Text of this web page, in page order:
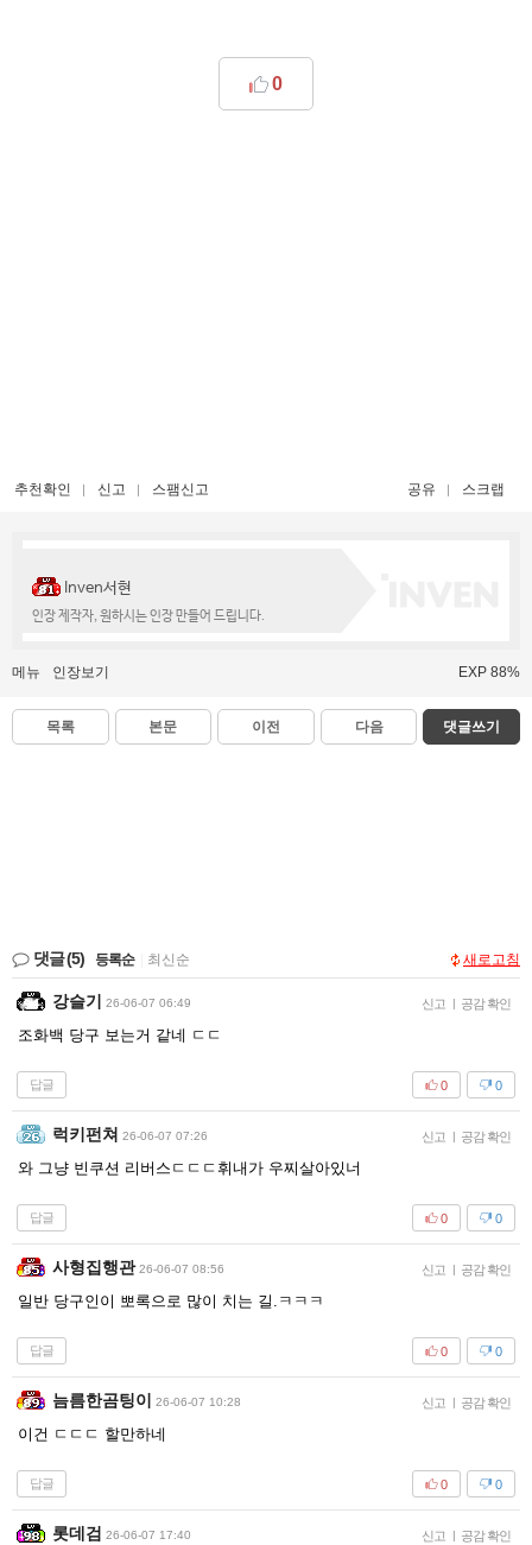
0
추천확인 신고 스팸신고 공유 스크랩
Inven서현
인장 제작자, 원하시는 인장 만들어 드립니다.
메뉴 인장보기 EXP 88%
목록 본문 이전 다음 댓글쓰기
댓글(5) 등록순 최신순 새로고침
강슬기 26-06-07 06:49 신고 공감 확인
조화백 당구 보는거 같네 ㄷㄷ
답글 0
0
럭키펀쳐 26-06-07 07:26 신고 공감 확인
와 그냥 빈쿠션 리버스ㄷㄷㄷ휘내가 우찌살아있너
답글 0
0
사형집행관 26-06-07 08:56 신고 공감 확인
일반 당구인이 뽀록으로 많이 치는 길.ㅋㅋㅋ
답글 0
0
늠름한곰팅이 26-06-07 10:28 신고 공감 확인
이건 ㄷㄷㄷ 할만하네
답글 0
0
롯데검 26-06-07 17:40 신고 공감 확인